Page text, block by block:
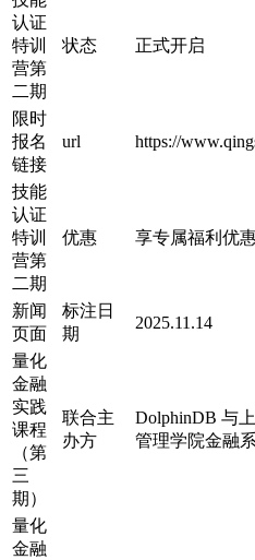
认证
特训
营第
二期
状态 正式开启
限时
报名
链接
url https://
技能
认证
特训
营第
二期
优惠 享专属福利优
新闻
页面
标注日
期
2025.11.14
量化
金融
实践
课程
（第
三
期）
联合主
办方
DolphinDB 与
管理学院金融
量化
金融